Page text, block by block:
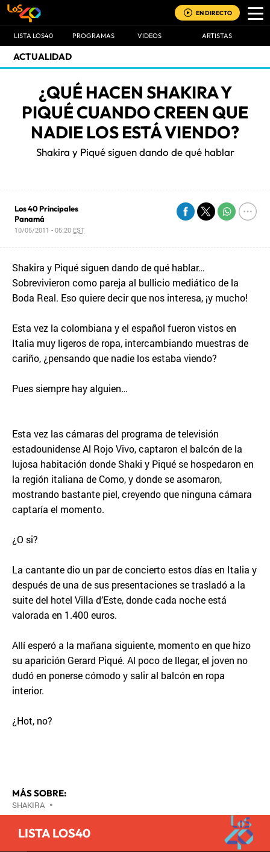
EN DIRECTO
LISTA LOS40 PROGRAMAS VIDEOS ARTISTAS
ACTUALIDAD
¿QUÉ HACEN SHAKIRA Y
PIQUÉ CUANDO CREEN QUE
NADIE LOS ESTÁ VIENDO?
Shakira y Piqué siguen dando de qué hablar
Los 40 Principales
Panamá
10/05/2011 - 05:20 EST
Shakira y Piqué siguen dando de qué hablar…
Sobrevivieron como pareja al bullicio mediático de la
Boda Real. Eso quiere decir que nos interesa, ¡y mucho!
Esta vez la colombiana y el español fueron vistos en
Italia muy ligeros de ropa, intercambiando muestras de
cariño, ¿pensando que nadie los estaba viendo?
Pues siempre hay alguien…
Esta vez las cámaras del programa de televisión
estadounidense Al Rojo Vivo, captaron el balcón de la
lujosa habitación donde Shaki y Piqué se hospedaron en
la región italiana de Como, y donde se asomaron,
mostrando bastante piel, creyendo que ninguna cámara
captaría el momento.
¿O si?
La cantante dio un par de concierto estos días en Italia y
después de una de sus presentaciones se trasladó a la
suite del hotel Villa d’Este, donde cada noche está
valorada en 1.400 euros.
Allí esperó a la mañana siguiente, momento en que hizo
su aparición Gerard Piqué. Al poco de llegar, el joven no
dudó en ponerse cómodo y salir al balcón en ropa
interior.
¿Hot, no?
MÁS SOBRE:
SHAKIRA •
LISTA LOS40